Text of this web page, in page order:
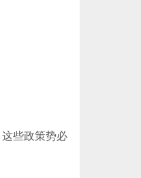
些政策势必